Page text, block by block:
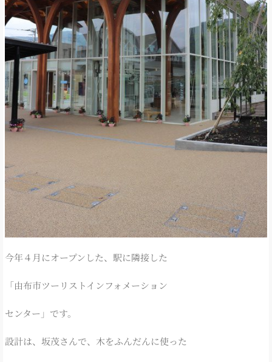
今年４月にオープンした、駅に隣接した
「由布市ツーリストインフォメーション
センター」です。
設計は、坂茂さんで、木をふんだんに使った